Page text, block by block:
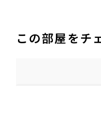
この部屋をチ